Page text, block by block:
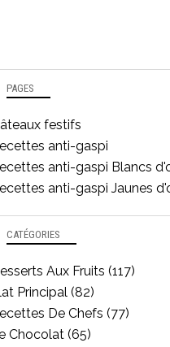
PAGES
festifs
anti-gaspi
anti-gaspi Blancs
anti-gaspi Jaunes
CATÉGORIES
Aux Fruits (117)
Principal (82)
De Chefs (77)
Chocolat (65)